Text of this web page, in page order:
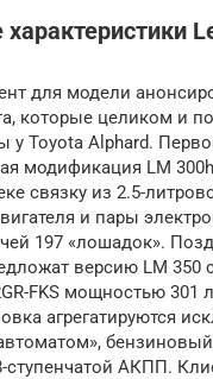
характеристики
для модели
которые целиком и
у Toyota Alphard.
модификация LM
связку из 2.5-
и пары
197 «лошадок».
версию LM 350
FKS мощностью 301
агрегатируются
ступенчатой АКПП.